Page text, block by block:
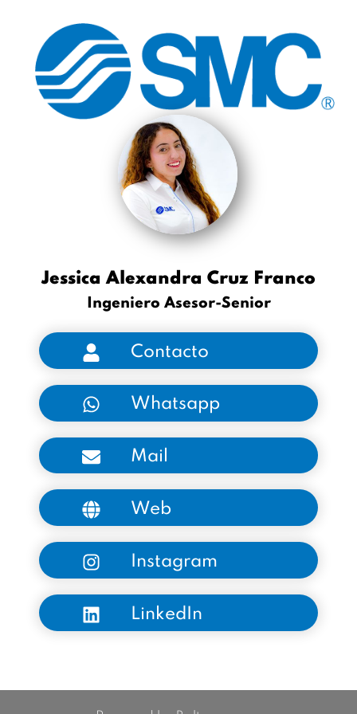
Jessica Alexandra Cruz Franco
Ingeniero Asesor-Senior
Contacto
Whatsapp
Mail
Web
Instagram
LinkedIn